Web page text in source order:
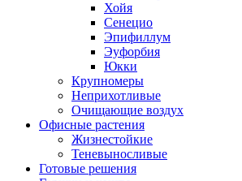
Хойя
Сенецио
Эпифиллум
Эуфорбия
Юкки
Крупномеры
Неприхотливые
Очищающие воздух
Офисные растения
Жизнестойкие
Теневыносливые
Готовые решения